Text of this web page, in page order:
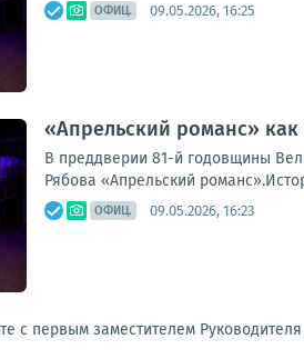
ОФИЦ. 09.05.2026, 16:25
«Апрельский романс»
В преддверии 81-й годовщины
Рябова «Апрельский
ОФИЦ. 09.05.2026, 16:23
с первым заместителем